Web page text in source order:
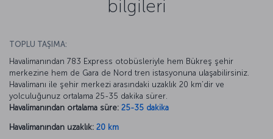
bilgileri
TOPLU TAŞIMA:
Havalimanından 783 Express otobüsleriyle hem Bükreş şehir
merkezine hem de Gara de Nord tren istasyonuna ulaşabilirsiniz.
Havalimanı ile şehir merkezi arasındaki uzaklık 20 km’dir ve
yolculuğunuz ortalama 25-35 dakika sürer.
Havalimanından ortalama süre: 25-35 dakika
Havalimanından uzaklık: 20 km